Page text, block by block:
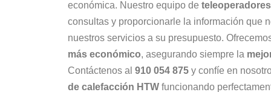
económica. Nuestro equipo de teleoperadores
consultas y proporcionarle la información que
nuestros servicios a su presupuesto.
más económico, asegurando siempre la
Contáctenos al 910 054 875 y confíe en
de calefacción HTW funcionando